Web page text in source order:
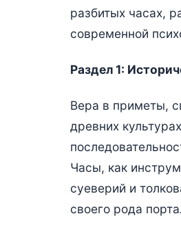
разбитых часах,
современной
Раздел 1:
Вера в приметы,
древних
Часы, как
суеверий и
своего рода